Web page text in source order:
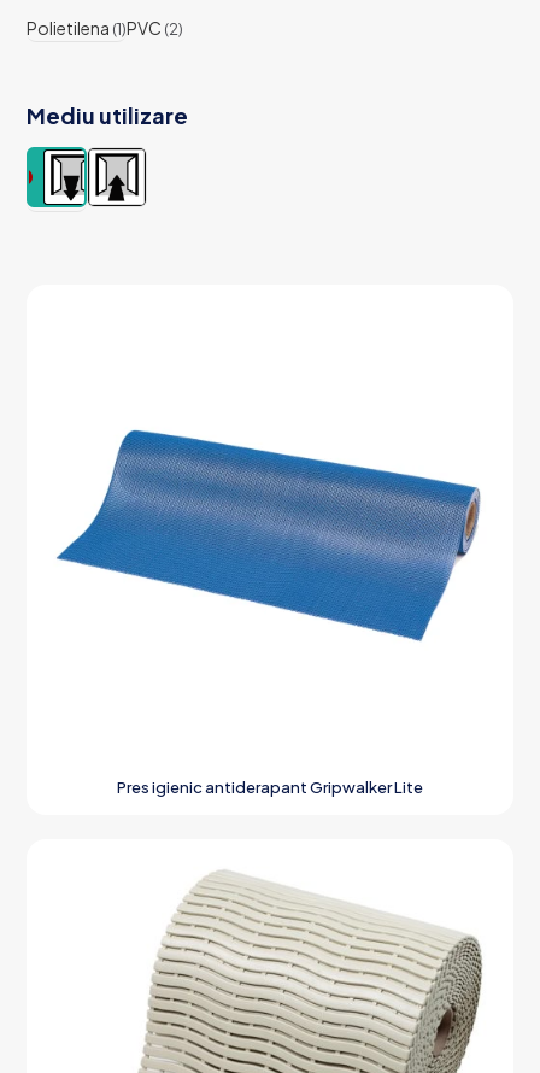
Polietilena (1)PVC (2)
Mediu utilizare
Pres igienic antiderapant Gripwalker Lite